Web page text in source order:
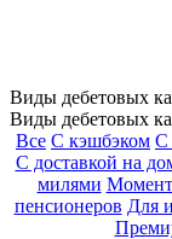
Виды дебетовых
Виды дебетовых
Все С кэшбэком С
С доставкой на
милями
пенсионеров Для